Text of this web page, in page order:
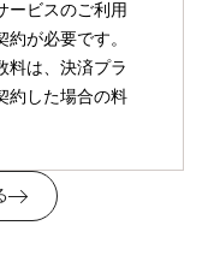
ービスのご利用
が必要です。
料は、決済プラ
約した場合の料